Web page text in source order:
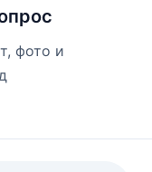
фото и